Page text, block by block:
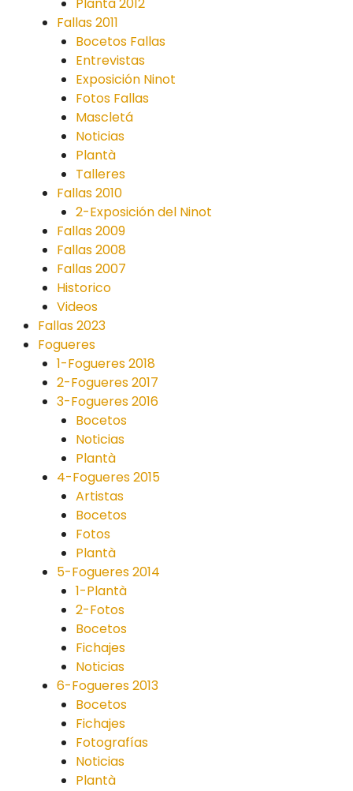
Fallas 2011
Bocetos Fallas
Entrevistas
Exposición Ninot
Fotos Fallas
Mascletá
Noticias
Plantà
Talleres
Fallas 2010
2-Exposición del Ninot
Fallas 2009
Fallas 2008
Fallas 2007
Historico
Videos
Fallas 2023
Fogueres
1-Fogueres 2018
2-Fogueres 2017
3-Fogueres 2016
Bocetos
Noticias
Plantà
4-Fogueres 2015
Artistas
Bocetos
Fotos
Plantà
5-Fogueres 2014
1-Plantà
2-Fotos
Bocetos
Fichajes
Noticias
6-Fogueres 2013
Bocetos
Fichajes
Fotografías
Noticias
Plantà